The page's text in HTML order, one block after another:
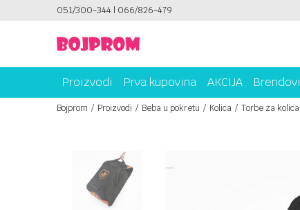
051/300-344 | 066/826-479PLATI UNICREDIT KARTICOM NA RATE!
Proizvodi Prva kupovina AKCIJA Brendovi
Bojprom Proizvodi Beba u pokretu Kolica Torbe za kolica